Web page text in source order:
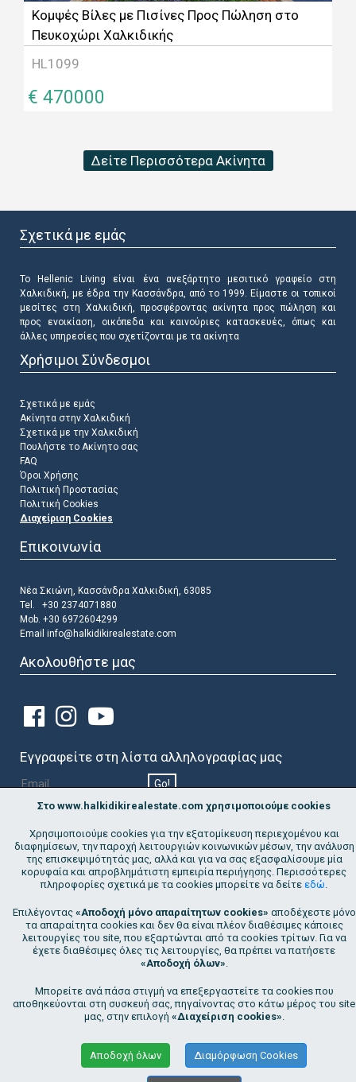
Κομψές Βίλες με Πισίνες Προς Πώληση στο
Πευκοχώρι Χαλκιδικής
HL1099
€ 470000
Δείτε Περισσότερα Ακίνητα
Σχετικά με εμάς
Το Hellenic Living είναι ένα ανεξάρτητο μεσιτικό γραφείο στη
Χαλκιδική, με έδρα την Κασσάνδρα, από το 1999. Είμαστε οι τοπικοί
μεσίτες στη Χαλκιδική, προσφέροντας ακίνητα προς πώληση και
προς ενοικίαση, οικόπεδα και καινούριες κατασκευές, όπως και
άλλες υπηρεσίες που σχετίζονται με τα ακίνητα
Χρήσιμοι Σύνδεσμοι
Σχετικά με εμάς
Ακίνητα στην Χαλκιδική
Σχετικά με την Χαλκιδική
Πουλήστε το Ακίνητο σας
FAQ
Όροι Χρήσης
Πολιτική Προστασίας
Πολιτική Cookies
Διαχείριση Cookies
Επικοινωνία
Νέα Σκιώνη, Κασσάνδρα Χαλκιδική, 63085
Tel. +30 2374071880
Mob. +30 6972604299
Email info@halkidikirealestate.com
Ακολουθήστε μας
Εγγραφείτε στη λίστα αλληλογραφίας μας
Go!
Με την εγγραφή μου στη λίστα συναινώστην καταχώριση της
χρήση αυτής από το κτηματομεσιτικό γραφείο Hellenic Living για
σκοπούς προώθησης και προβολής των υπηρεσιών του γραφείου. Η
συναίνεση αυτή παρέχεται για αόριστο χρόνο, μπορεί όμως να
ανακληθεί οποτεδήποτε.
Copyright 2026 | Hellenic Living – Halkidiki Real Estate. All Rights
Reserved
Στο www.halkidikirealestate.com χρησιμοποιούμε cookies
Χρησιμοποιούμε cookies για την εξατομίκευση περιεχομένου και
διαφημίσεων, την παροχή λειτουργιών κοινωνικών μέσων, την ανάλυση
της επισκεψιμότητάς μας, αλλά και για να σας εξασφαλίσουμε μία
κορυφαία και απροβλημάτιστη εμπειρία περιήγησης. Περισσότερες
πληροφορίες σχετικά με τα cookies μπορείτε να δείτε εδώ.
Επιλέγοντας «Αποδοχή μόνο απαραίτητων cookies» αποδέχεστε μόνο
τα απαραίτητα cookies και δεν θα είναι πλέον διαθέσιμες κάποιες
λειτουργίες του site, που εξαρτώνται από τα cookies τρίτων. Για να
έχετε διαθέσιμες όλες τις λειτουργίες, θα πρέπει να πατήσετε
«Αποδοχή όλων».
Mπορείτε ανά πάσα στιγμή να επεξεργαστείτε τα cookies που
αποθηκεύονται στη συσκευή σας, πηγαίνοντας στο κάτω μέρος του site
μας, στην επιλογή «Διαχείριση cookies».
Αποδοχή όλων Διαμόρφωση Cookies